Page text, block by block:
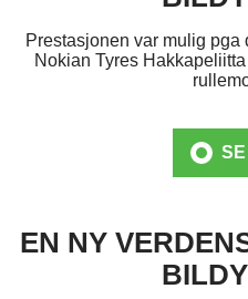
SUV dekk
Testsuksess
Uavhengige
Dekk for tunge kjøretøy
Pressemeldinger
Media
Kontaktinformasjon
Kjøretips
ESPAÑA
Prestasjonen var mulig
Nokian Tyres
EN NY